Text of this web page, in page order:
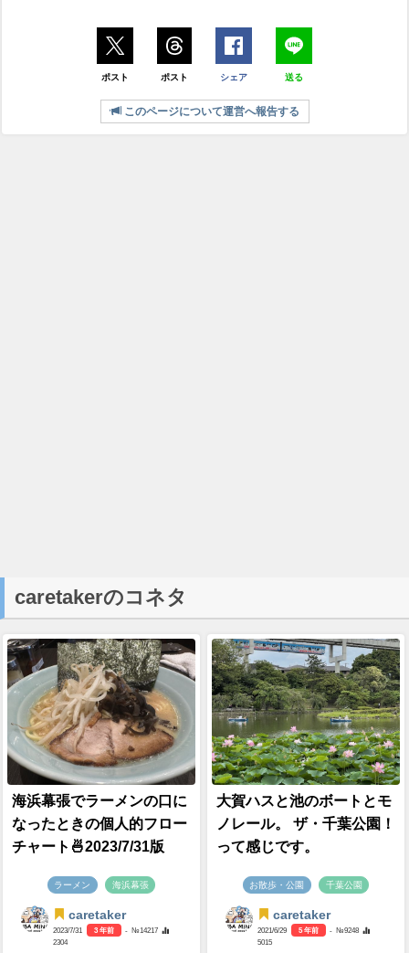
ポスト ポスト シェア 送る
このページについて運営へ報告する
caretakerのコネタ
海浜幕張でラーメンの口に
なったときの個人的フロー
チャート🍜2023/7/31版
ラーメン 海浜幕張
caretaker
2023/7/31 3 年前
- №14217
2304
大賀ハスと池のボートとモ
ノレール。 ザ・千葉公園！
って感じです。
お散歩・公園 千葉公園
caretaker
2021/6/29 5 年前
- №9248
5015